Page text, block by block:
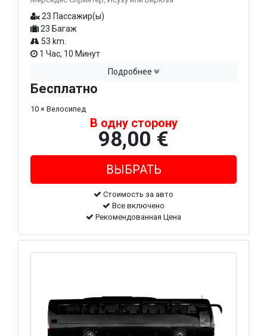
23 Пассажир(ы)
23 Багаж
53 km.
1 Час, 10 Минут
Подробнее
Бесплатно
10 × Велосипед
В одну сторону
98,00 €
Стоимость за авто
Все включено
Рекомендованная Цена